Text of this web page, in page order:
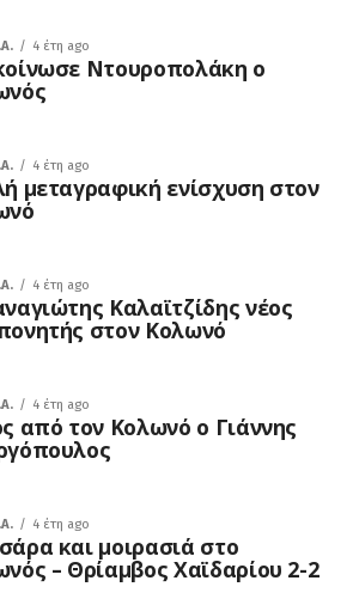
4 έτη ago
Ντουροπολάκη ο
4 έτη ago
μεταγραφική ενίσχυση στον
4 έτη ago
Καλαϊτζίδης νέος
στον Κολωνό
4 έτη ago
από τον Κολωνό ο Γιάννης
4 έτη ago
και μοιρασιά στο
– Θρίαμβος Χαϊδαρίου 2-2